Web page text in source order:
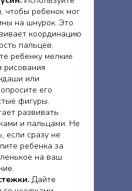
чтобы ребенок мог
на шнурок. Это
координацию
пальцев.
ребенку мелкие
рисования
или
его
фигуры.
развивать
и пальцами. Не
если сразу не
ребенка за
на ваш
Дайте